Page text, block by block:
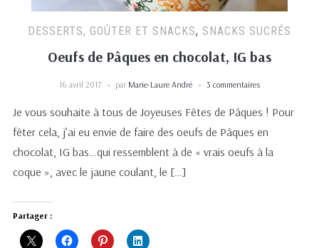
DESSERTS, GOÛTER ET SNACKS, SNACKS SUCRÉS
Oeufs de Pâques en chocolat, IG bas
16 avril 2017 par Marie-Laure André 3 commentaires
Je vous souhaite à tous de Joyeuses Fêtes de Pâques ! Pour
fêter cela, j’ai eu envie de faire des oeufs de Pâques en
chocolat, IG bas…qui ressemblent à de « vrais oeufs à la
coque », avec le jaune coulant, le […]
Partager :